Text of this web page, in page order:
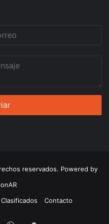
reservados. Powered by
Clasificados Contacto